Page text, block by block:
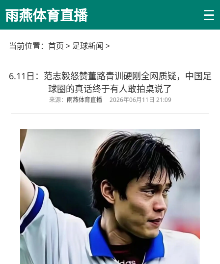
雨燕体育直播 ☰
当前位置： 首页 > 足球新闻 >
6.11日：范志毅怒赞董路青训硬刚全网质疑，中国足
球圈的真话终于有人敢拍桌说了
来源： 雨燕体育直播 2026年06月11日 21:09